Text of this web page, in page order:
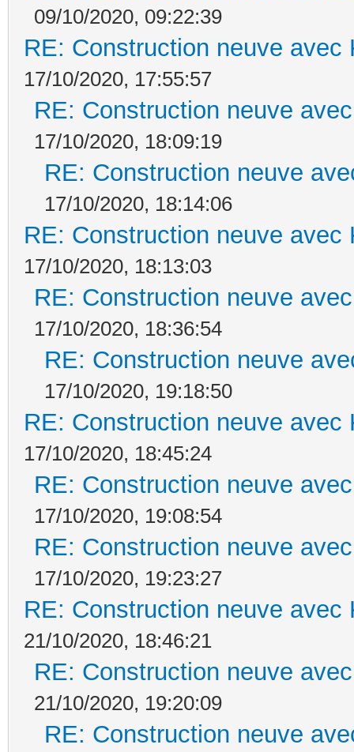
09/10/2020, 09:22:39
RE: Construction neuve avec
17/10/2020, 17:55:57
RE: Construction neuve
17/10/2020, 18:09:19
RE: Construction neuve
17/10/2020, 18:14:06
RE: Construction neuve avec
17/10/2020, 18:13:03
RE: Construction neuve
17/10/2020, 18:36:54
RE: Construction neuve
17/10/2020, 19:18:50
RE: Construction neuve avec
17/10/2020, 18:45:24
RE: Construction neuve
17/10/2020, 19:08:54
RE: Construction neuve
17/10/2020, 19:23:27
RE: Construction neuve avec
21/10/2020, 18:46:21
RE: Construction neuve
21/10/2020, 19:20:09
RE: Construction neuve